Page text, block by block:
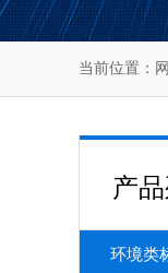
当前位置：
产
环境类